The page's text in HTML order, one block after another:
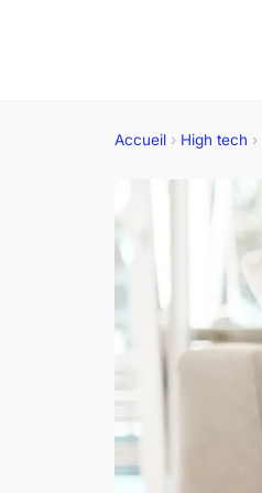
Accueil › High tech ›